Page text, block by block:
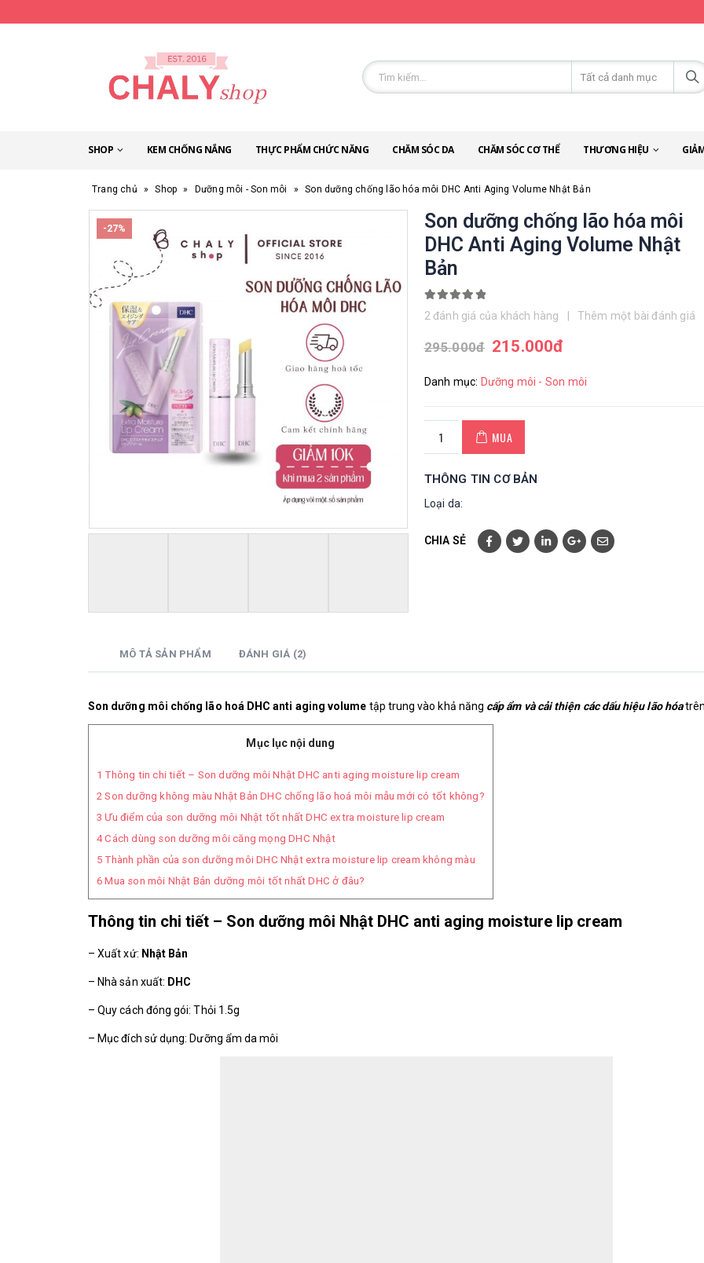
SHOP KEM CHỐNG NẮNG THỰC PHẨM CHỨC NĂNG CHĂM SÓC DA CHĂM SÓC CƠ THỂ THƯƠNG HIỆU
Trang chủ » Shop » Dưỡng môi - Son môi » Son dưỡng chống lão hóa môi DHC Anti Aging Volume Nhật Bản
-27%
Son dưỡng chống lão hóa môi
DHC Anti Aging Volume Nhật
Bản
5.00 out of 5
2 đánh giá của khách hàng Thêm một bài đánh giá
295.000đ 215.000đ
Danh mục: Dưỡng môi - Son môi
MUA
THÔNG TIN CƠ BẢN
Loại da:
CHIA SẺ
MÔ TẢ SẢN PHẨM ĐÁNH GIÁ (2)
Son dưỡng môi chống lão hoá DHC anti aging volume tập trung vào khả năng cấp ẩm và cải thiện các dấu hiệu lão hóa
Mục lục nội dung
1 Thông tin chi tiết – Son dưỡng môi Nhật DHC anti aging moisture lip cream
2 Son dưỡng không màu Nhật Bản DHC chống lão hoá môi mẫu mới có tốt không?
3 Ưu điểm của son dưỡng môi Nhật tốt nhất DHC extra moisture lip cream
4Cách dùng son dưỡng môi căng mọng DHC Nhật
5 Thành phần của son dưỡng môi DHC Nhật extra moisture lip cream không màu
6 Mua son môi Nhật Bản dưỡng môi tốt nhất DHC ở đâu?
Thông tin chi tiết – Son dưỡng môi Nhật DHC anti aging moisture lip cream
– Xuất xứ: Nhật Bản
– Nhà sản xuất: DHC
– Quy cách đóng gói: Thỏi 1.5g
– Mục đích sử dụng: Dưỡng ẩm da môi